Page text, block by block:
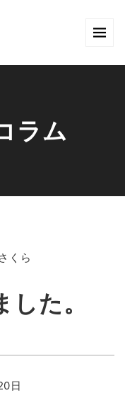
ラム
くら
した。
日